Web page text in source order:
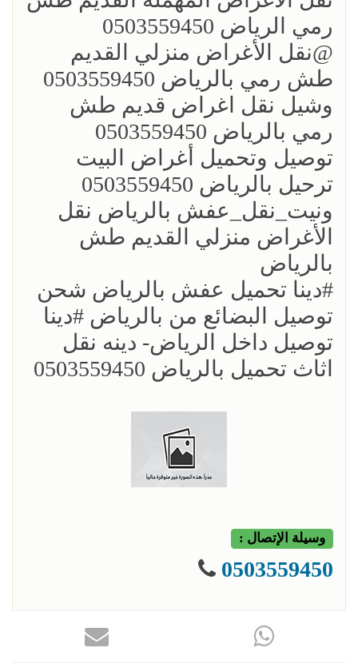
رمي الرياض 0503559450
؜؜@نقل الأغراض منزلي القديم
طش رمي بالرياض 0503559450
؜وشيل نقل اغراض قديم طش
رمي بالرياض 0503559450
؜توصيل وتحميل أغراض البيت
ترحيل بالرياض 0503559450
ونيت_نقل_عفش بالرياض نقل
الأغراض منزلي القديم طش
بالرياض
؜؜#دينا تحميل عفش بالرياض شحن
توصيل البضائع من بالرياض ؜#دينا
توصيل داخل الرياض- دينه نقل
اثاث تحميل بالرياض 0503559450
وسيلة الإتصال :
0503559450